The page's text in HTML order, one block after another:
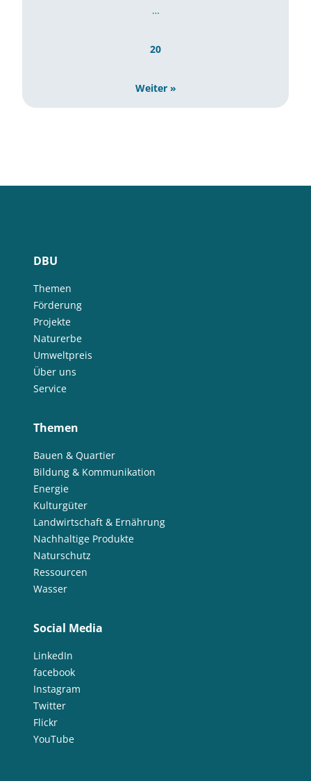
…
20
Weiter »
DBU
Themen
Förderung
Projekte
Naturerbe
Umweltpreis
Über uns
Service
Themen
Bauen & Quartier
Bildung & Kommunikation
Energie
Kulturgüter
Landwirtschaft & Ernährung
Nachhaltige Produkte
Naturschutz
Ressourcen
Wasser
Social Media
LinkedIn
facebook
Instagram
Twitter
Flickr
YouTube